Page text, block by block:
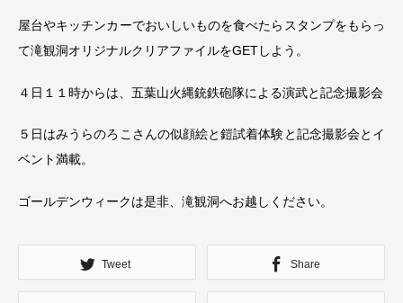
屋台やキッチンカーでおいしいものを食べたらスタンプをもらっ
て滝観洞オリジナルクリアファイルをGETしよう。
４日１１時からは、五葉山火縄銃鉄砲隊による演武と記念撮影会
５日はみうらのろこさんの似顔絵と鎧試着体験と記念撮影会とイ
ベント満載。
ゴールデンウィークは是非、滝観洞へお越しください。
Tweet Share